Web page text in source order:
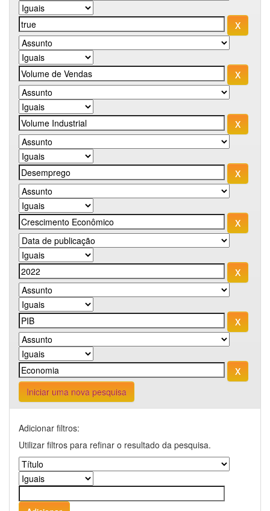
Iniciar uma nova pesquisa
Adicionar filtros:
Utilizar filtros para refinar o resultado da pesquisa.